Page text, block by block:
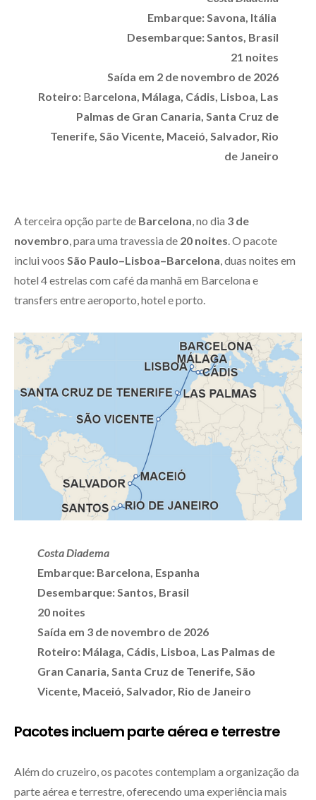
Embarque: Savona, Itália
Desembarque: Santos, Brasil
21 noites
Saída em 2 de novembro de 2026
Roteiro: Barcelona, Málaga, Cádis, Lisboa, Las
Palmas de Gran Canaria, Santa Cruz de
Tenerife, São Vicente, Maceió, Salvador, Rio
de Janeiro
A terceira opção parte de Barcelona, no dia 3 de
novembro, para uma travessia de 20 noites. O pacote
inclui voos São Paulo–Lisboa–Barcelona, duas noites em
hotel 4 estrelas com café da manhã em Barcelona e
transfers entre aeroporto, hotel e porto.
Costa Diadema
Embarque: Barcelona, Espanha
Desembarque: Santos, Brasil
20 noites
Saída em 3 de novembro de 2026
Roteiro: Málaga, Cádis, Lisboa, Las Palmas de
Gran Canaria, Santa Cruz de Tenerife, São
Vicente, Maceió, Salvador, Rio de Janeiro
Pacotes incluem parte aérea e terrestre
Além do cruzeiro, os pacotes contemplam a organização da
parte aérea e terrestre, oferecendo uma experiência mais